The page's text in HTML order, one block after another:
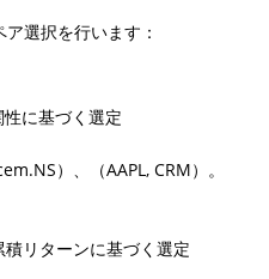
選択を行います：
性に基づく選定
）、（AAPL, CRM）。
積リターンに基づく選定